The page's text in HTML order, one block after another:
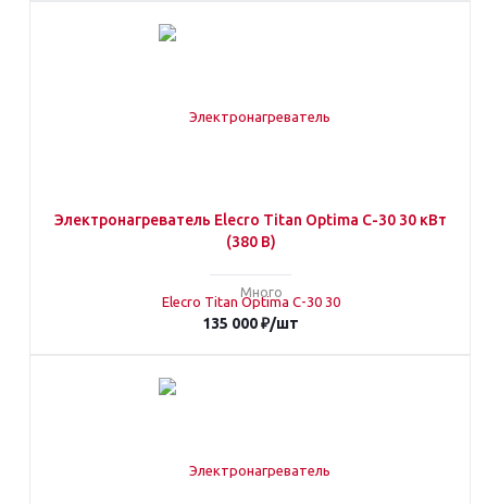
Электронагреватель Elecro Titan Optima С-30 30 кВт
(380 В)
Много
135 000₽/шт